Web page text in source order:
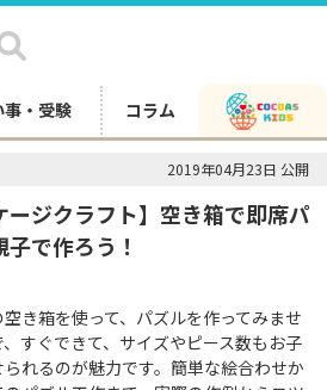
事・受験 コラム
2019年04月23日 公開
ージクラフト】空き箱で即席パ
子で作ろう！
き箱を使って、パズルを作ってみませ
すぐできて、サイズやピース数もお子
れるのが魅力です。簡単な絵合わせか